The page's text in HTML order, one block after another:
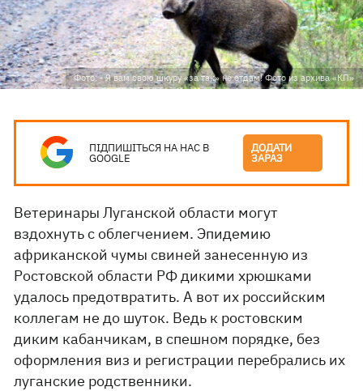
Фото: - Я вам свою шкуру «за так» не отдам! Фото из архива «КП»
ПІДПИШІТЬСЯ НА НАС В
GOOGLE
ДОДАТИ
ЗАРАЗ
Ветеринары Луганской области могут
вздохнуть с облегчением. Эпидемию
африканской чумы свиней занесенную из
Ростовской области РФ дикими хрюшками
удалось предотвратить. А вот их российским
коллегам не до шуток. Ведь к ростовским
диким кабанчикам, в спешном порядке, без
оформления виз и регистрации перебрались их
луганские родственники.